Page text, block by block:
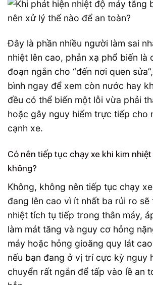
Đây là phần nhiều người làm sai
nhiệt lên cao, phản xạ phổ biến là
đoạn ngắn cho “đến nơi quen
bình ngay để xem còn nước hay
đều có thể biến một lỗi vừa phải
hoặc gây nguy hiểm trực tiếp cho
cạnh xe.
Có nên tiếp tục chạy xe khi kim
không?
Không, không nên tiếp tục chạy
đang lên cao vì ít nhất ba rủi ro sẽ
nhiệt tích tụ tiếp trong thân máy,
làm mát tăng và nguy cơ hỏng
máy hoặc hỏng gioăng quy lát
nếu bạn đang ở vị trí cực kỳ nguy
chuyển rất ngắn để tấp vào lề an